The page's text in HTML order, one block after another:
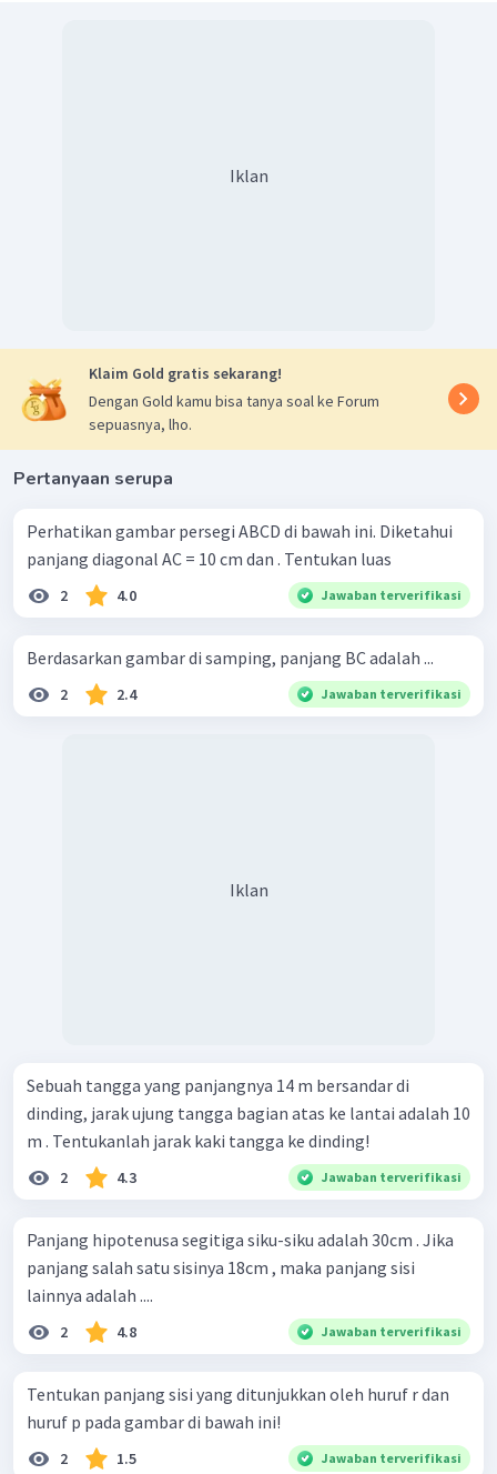
Iklan
Klaim Gold gratis sekarang!
Dengan Gold kamu bisa tanya soal ke Forum
sepuasnya, lho.
Pertanyaan serupa
Perhatikan gambar persegi ABCD di bawah ini. Diketahui
panjang diagonal AC = 10 cm dan . Tentukan luas
2 4.0 Jawaban terverifikasi
Berdasarkan gambar di samping, panjang BC adalah ...
2 2.4 Jawaban terverifikasi
Iklan
Sebuah tangga yang panjangnya 14 m bersandar di
dinding, jarak ujung tangga bagian atas ke lantai adalah 10
m . Tentukanlah jarak kaki tangga ke dinding!
2 4.3 Jawaban terverifikasi
Panjang hipotenusa segitiga siku-siku adalah 30cm . Jika
panjang salah satu sisinya 18cm , maka panjang sisi
lainnya adalah ....
2 4.8 Jawaban terverifikasi
Tentukan panjang sisi yang ditunjukkan oleh huruf r dan
huruf p pada gambar di bawah ini!
2 1.5 Jawaban terverifikasi